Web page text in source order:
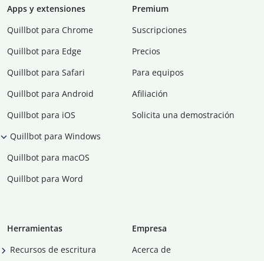
Apps y extensiones
Quillbot para Chrome
Quillbot para Edge
Quillbot para Safari
Quillbot para Android
Quillbot para iOS
Quillbot para Windows
Quillbot para macOS
Quillbot para Word
Premium
Suscripciones
Precios
Para equipos
Afiliación
Solicita una demostración
Herramientas
Recursos de escritura
Empresa
Acerca de